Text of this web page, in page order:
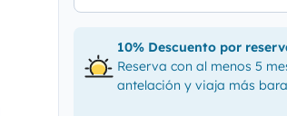
10% Descuento por
Reserva con al menos 5
antelación y viaja más